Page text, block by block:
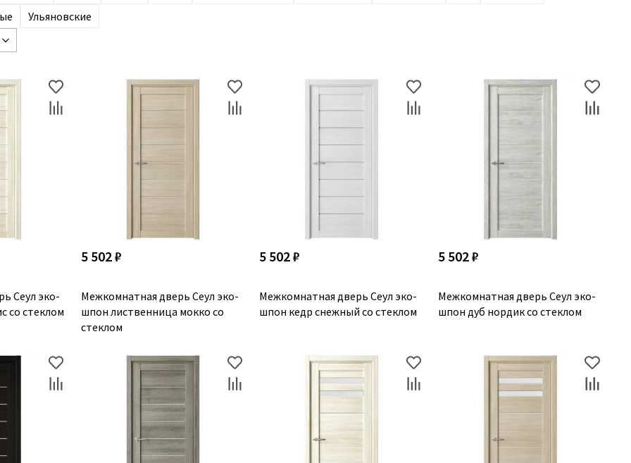
Ульяновские
Сеул эко-
со стеклом
5 502 ₽
Межкомнатная дверь Сеул эко-
шпон лиственница мокко со
стеклом
5 502 ₽
Межкомнатная дверь Сеул эко-
шпон кедр снежный со стеклом
5 502 ₽
Межкомнатная дверь Сеул эко-
шпон дуб нордик со стеклом